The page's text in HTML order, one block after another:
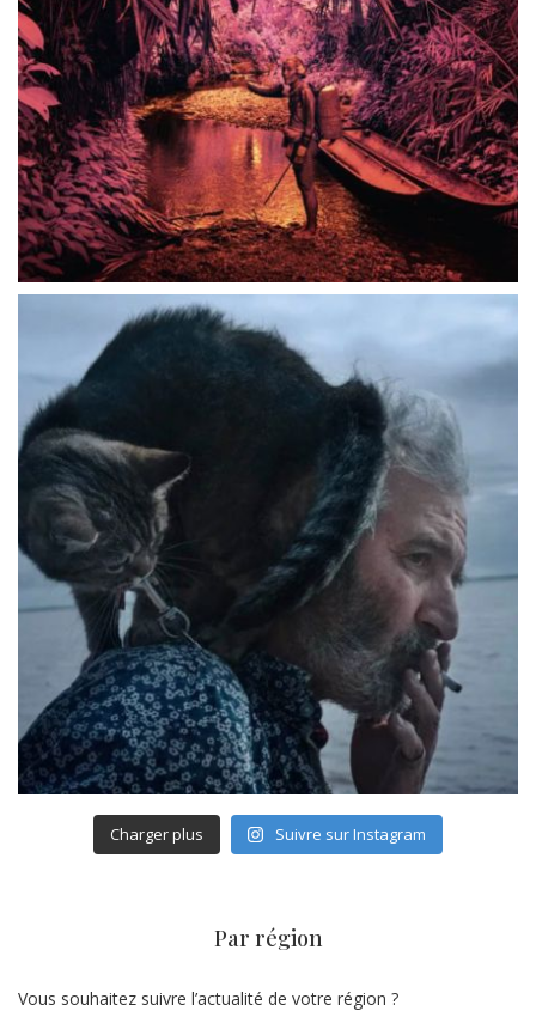
Charger plus Suivre sur Instagram
Par région
Vous souhaitez suivre l’actualité de votre région ?